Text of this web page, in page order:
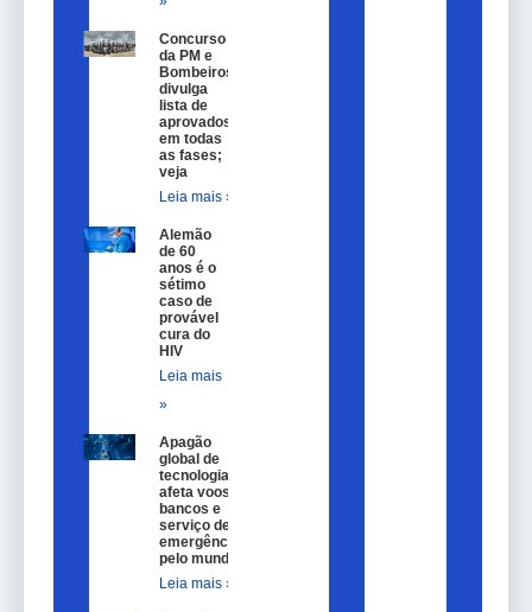
Concurso
da PM e
Bombeiros
divulga
lista de
aprovados
em todas
as fases;
veja
Leia mais »
Alemão
de 60
anos é o
sétimo
caso de
provável
cura do
HIV
Leia mais
»
Apagão
global de
tecnologia
afeta voos,
bancos e
serviço de
emergência
pelo mundo
Leia mais »